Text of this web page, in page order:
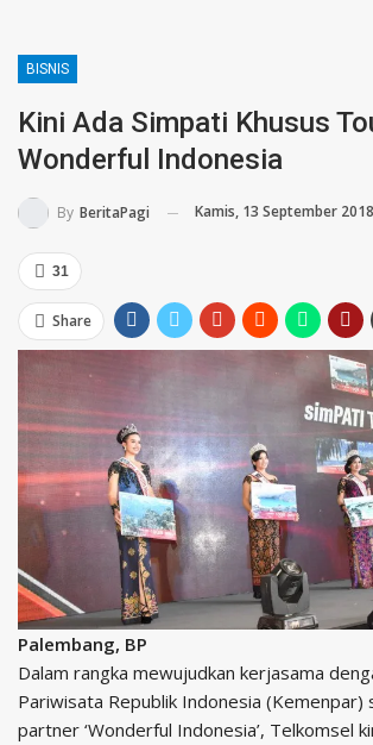
BISNIS
Kini Ada Simpati Khusus
Wonderful Indonesia
By BeritaPagi Kamis, 13 September 2018
31
Share
Palembang, BP
Dalam rangka mewujudkan kerjasama
Pariwisata Republik Indonesia (Kemenpar)
partner ‘Wonderful Indonesia’, Telkomsel